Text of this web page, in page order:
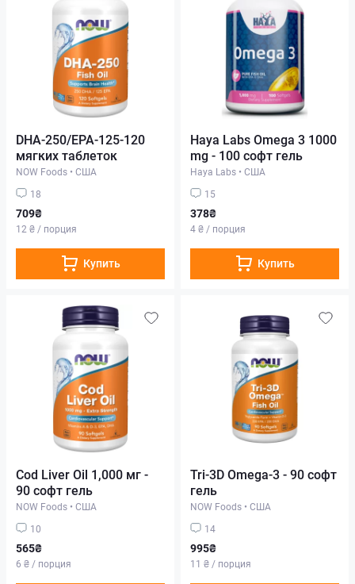
DHA-250/EPA-125-120
мягких таблеток
NOW Foods • США
18
709₴
12 ₴ / порция
Купить
Haya Labs Omega 3 1000
mg - 100 софт гель
Haya Labs • США
15
378₴
4 ₴ / порция
Купить
Cod Liver Oil 1,000 мг -
90 софт гель
NOW Foods • США
10
565₴
6 ₴ / порция
Tri-3D Omega-3 - 90 софт
гель
NOW Foods • США
14
995₴
11 ₴ / порция